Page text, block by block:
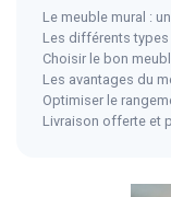
Le meuble mural :
Les différents
Choisir le bon
Les avantages du
Optimiser le
Livraison offerte et